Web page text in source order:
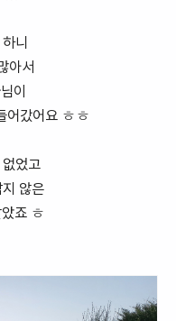
니
아서
이
어갔어요 ㅎㅎ
었고
않은
죠 ㅎ